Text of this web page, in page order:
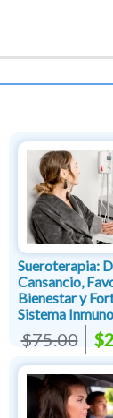
Sueroterapia:
Cansancio,
Bienestar y
Sistema
$75.00